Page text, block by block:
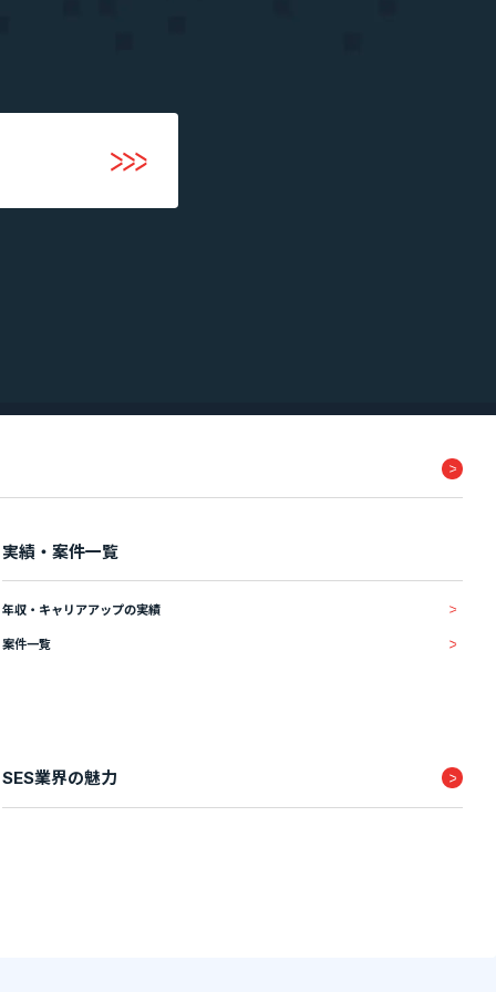
実績・案件一覧
年収・キャリアアップの実績
案件一覧
SES業界の魅力